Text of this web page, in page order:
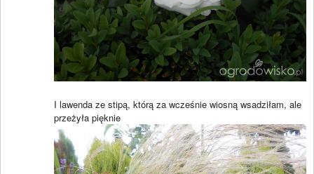
I lawenda ze stipą, którą za wcześnie wiosną wsadziłam, ale
przeżyła pięknie